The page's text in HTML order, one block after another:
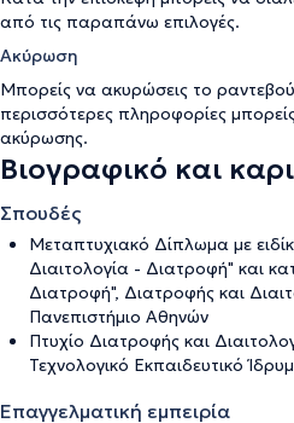
από τις παραπάνω επιλογές.
Ακύρωση
Μπορείς να ακυρώσεις το
περισσότερες πληροφορίες
ακύρωσης.
Βιογραφικό και
Σπουδές
Μεταπτυχιακό Δίπλωμα με
Διαιτολογία - Διατροφή" και
Διατροφή", Διατροφής και
Πανεπιστήμιο Αθηνών
Πτυχίο Διατροφής και
Τεχνολογικό Εκπαιδευτικό
Επαγγελματική εμπειρία